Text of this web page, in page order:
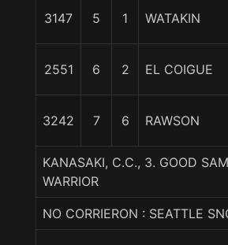
3147 5 1 WATAKIN
2551 6 2 EL COIGUE
3242 7 6 RAWSON
KANASAKI, C.C., 3. GOOD
WARRIOR
NO CORRIERON : SEATTLE